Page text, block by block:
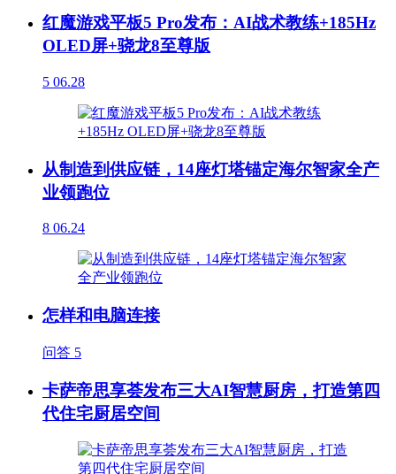
红魔游戏平板5 Pro发布：AI战术教练+185Hz
OLED屏+骁龙8至尊版
5 06.28
从制造到供应链，14座灯塔锚定海尔智家全产
业领跑位
8 06.24
怎样和电脑连接
问答 5
卡萨帝思享荟发布三大AI智慧厨房，打造第四
代住宅厨居空间